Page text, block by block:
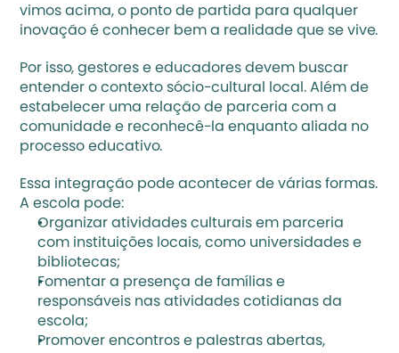
vimos acima, o ponto de partida para qualquer
inovação é conhecer bem a realidade que se vive.
Por isso, gestores e educadores devem buscar
entender o contexto sócio-cultural local. Além de
estabelecer uma relação de parceria com a
comunidade e reconhecê-la enquanto aliada no
processo educativo.
Essa integração pode acontecer de várias formas.
A escola pode:
Organizar atividades culturais em parceria
com instituições locais, como universidades e
bibliotecas;
Fomentar a presença de famílias e
responsáveis nas atividades cotidianas da
escola;
Promover encontros e palestras abertas,